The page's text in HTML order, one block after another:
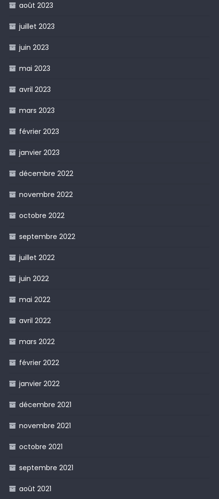
août 2023
juillet 2023
juin 2023
mai 2023
avril 2023
mars 2023
février 2023
janvier 2023
décembre 2022
novembre 2022
octobre 2022
septembre 2022
juillet 2022
juin 2022
mai 2022
avril 2022
mars 2022
février 2022
janvier 2022
décembre 2021
novembre 2021
octobre 2021
septembre 2021
août 2021